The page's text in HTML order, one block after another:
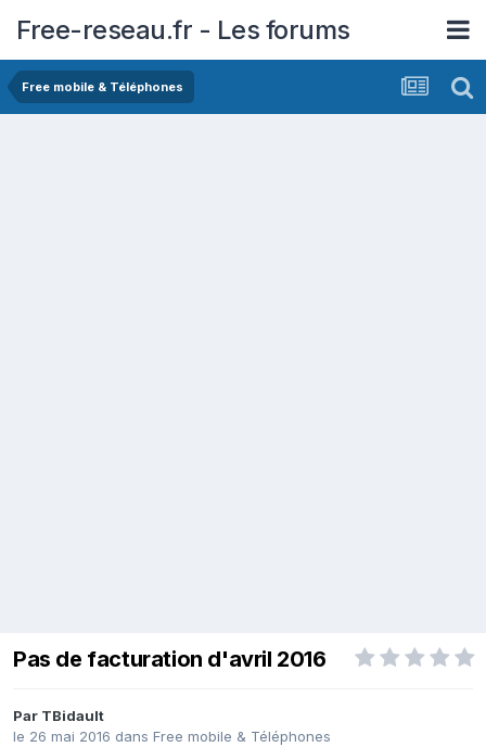
Free-reseau.fr - Les forums
Free mobile & Téléphones
Pas de facturation d'avril 2016
Par TBidault
le 26 mai 2016 dans Free mobile & Téléphones